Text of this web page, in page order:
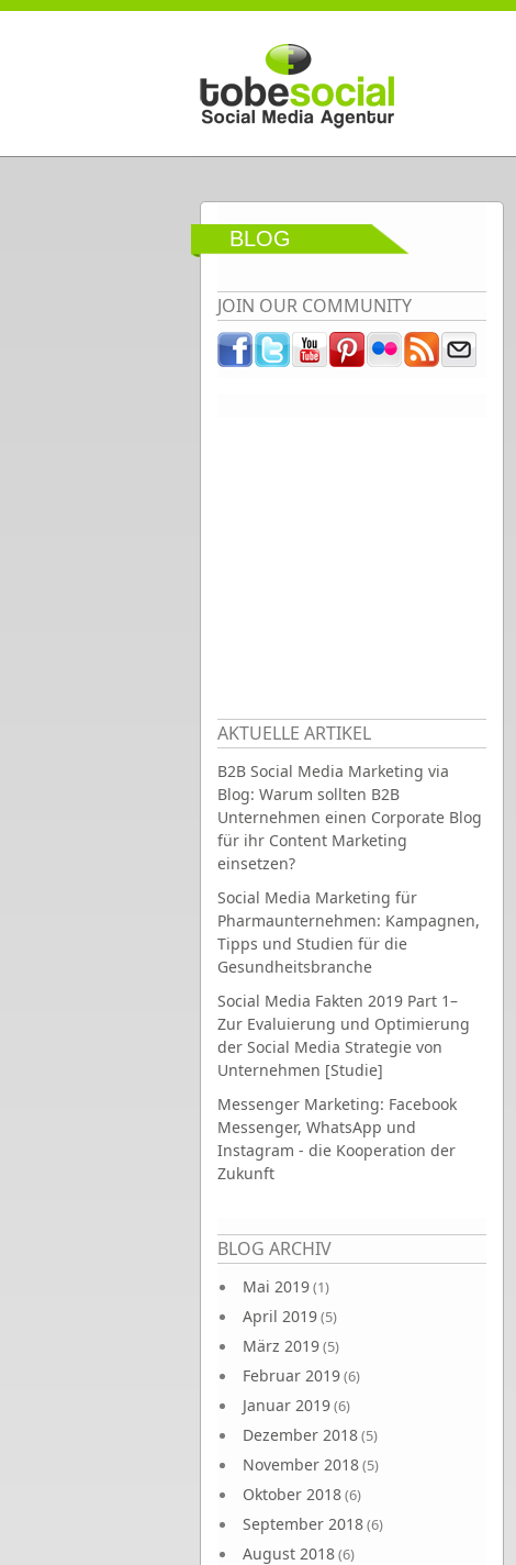
Direkt zum Inhalt
BLOG
JOIN OUR COMMUNITY
AKTUELLE ARTIKEL
B2B Social Media Marketing via
Blog: Warum sollten B2B
Unternehmen einen Corporate Blog
für ihr Content Marketing
einsetzen?
Social Media Marketing für
Pharmaunternehmen: Kampagnen,
Tipps und Studien für die
Gesundheitsbranche
Social Media Fakten 2019 Part 1–
Zur Evaluierung und Optimierung
der Social Media Strategie von
Unternehmen [Studie]
Messenger Marketing: Facebook
Messenger, WhatsApp und
Instagram - die Kooperation der
Zukunft
BLOG ARCHIV
Mai 2019(1)
April 2019(5)
März 2019(5)
Februar 2019(6)
Januar 2019(6)
Dezember 2018(5)
November 2018(5)
Oktober 2018(6)
September 2018(6)
August 2018(6)
Seiten